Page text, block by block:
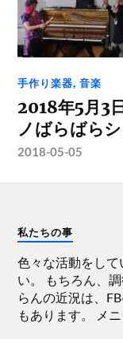
手作り楽器,音楽
2018年5月3
ノばらばら
2018-05-05
私たちの事
色々な活動をして
い。 もちろん、
らんの近況は、
もあります。 メ